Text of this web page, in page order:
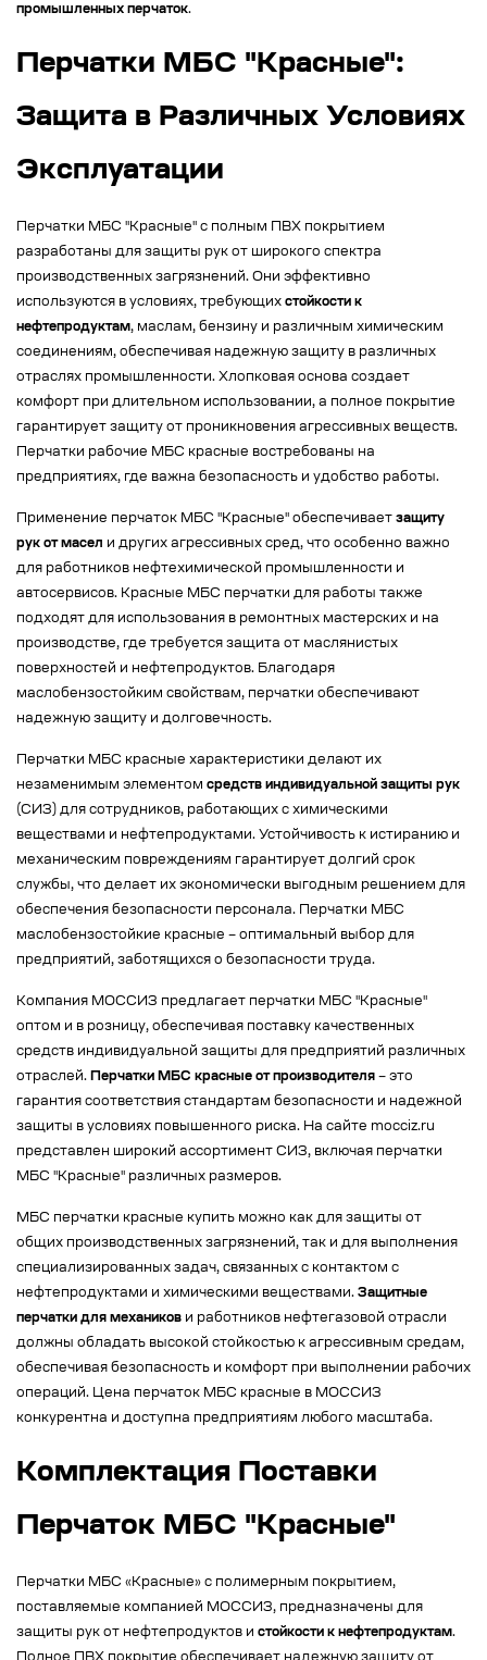
промышленных перчаток.
Перчатки МБС "Красные":
Защита в Различных Условиях
Эксплуатации
Перчатки МБС "Красные" с полным ПВХ покрытием
разработаны для защиты рук от широкого спектра
производственных загрязнений. Они эффективно
используются в условиях, требующих стойкости к
нефтепродуктам, маслам, бензину и различным химическим
соединениям, обеспечивая надежную защиту в различных
отраслях промышленности. Хлопковая основа создает
комфорт при длительном использовании, а полное покрытие
гарантирует защиту от проникновения агрессивных веществ.
Перчатки рабочие МБС красные востребованы на
предприятиях, где важна безопасность и удобство работы.
Применение перчаток МБС "Красные" обеспечивает защиту
рук от масел и других агрессивных сред, что особенно важно
для работников нефтехимической промышленности и
автосервисов. Красные МБС перчатки для работы также
подходят для использования в ремонтных мастерских и на
производстве, где требуется защита от маслянистых
поверхностей и нефтепродуктов. Благодаря
маслобензостойким свойствам, перчатки обеспечивают
надежную защиту и долговечность.
Перчатки МБС красные характеристики делают их
незаменимым элементом средств индивидуальной защиты рук
(СИЗ) для сотрудников, работающих с химическими
веществами и нефтепродуктами. Устойчивость к истиранию и
механическим повреждениям гарантирует долгий срок
службы, что делает их экономически выгодным решением для
обеспечения безопасности персонала. Перчатки МБС
маслобензостойкие красные – оптимальный выбор для
предприятий, заботящихся о безопасности труда.
Компания МОССИЗ предлагает перчатки МБС "Красные"
оптом и в розницу, обеспечивая поставку качественных
средств индивидуальной защиты для предприятий различных
отраслей. Перчатки МБС красные от производителя – это
гарантия соответствия стандартам безопасности и надежной
защиты в условиях повышенного риска. На сайте mocciz.ru
представлен широкий ассортимент СИЗ, включая перчатки
МБС "Красные" различных размеров.
МБС перчатки красные купить можно как для защиты от
общих производственных загрязнений, так и для выполнения
специализированных задач, связанных с контактом с
нефтепродуктами и химическими веществами. Защитные
перчатки для механиков и работников нефтегазовой отрасли
должны обладать высокой стойкостью к агрессивным средам,
обеспечивая безопасность и комфорт при выполнении рабочих
операций. Цена перчаток МБС красные в МОССИЗ
конкурентна и доступна предприятиям любого масштаба.
Комплектация Поставки
Перчаток МБС "Красные"
Перчатки МБС «Красные» с полимерным покрытием,
поставляемые компанией МОССИЗ, предназначены для
защиты рук от нефтепродуктов и стойкости к нефтепродуктам.